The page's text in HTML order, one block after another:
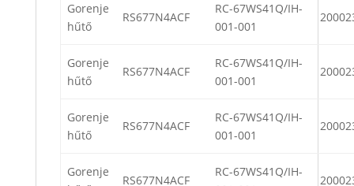
Gorenje
hűtő
RS677N4ACF
RC-67WS41Q/IH-
001-001
Gorenje
hűtő
RS677N4ACF
RC-67WS41Q/IH-
001-001
Gorenje
hűtő
RS677N4ACF
RC-67WS41Q/IH-
001-001
Gorenje
RS677N4ACF
RC-67WS41Q/IH-